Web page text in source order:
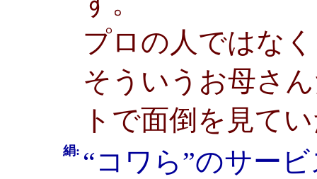
プロの人ではな
そういうお母さ
トで面倒を見て
絹: “コワら”のサー